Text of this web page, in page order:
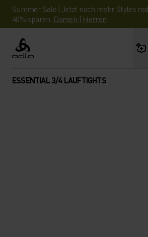
Summer Sale | Jetzt noch mehr Styles
40% sparen. Damen | Herren
Odlo
ESSENTIAL 3/4 LAUFTIGHTS